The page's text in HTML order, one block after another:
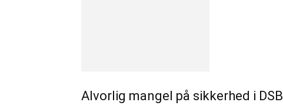
Alvorlig mangel på sikkerhed i DSB